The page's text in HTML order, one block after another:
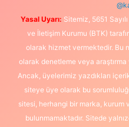
Yasal Uyarı: Sitemiz, 5651
ve İletişim Kurumu (BTK)
olarak hizmet vermektedir. Bu
olarak denetleme veya
Ancak, üyelerimiz yazdıkları
siteye üye olarak bu
sitesi, herhangi bir marka, kurum
bulunmamaktadır. Sitede